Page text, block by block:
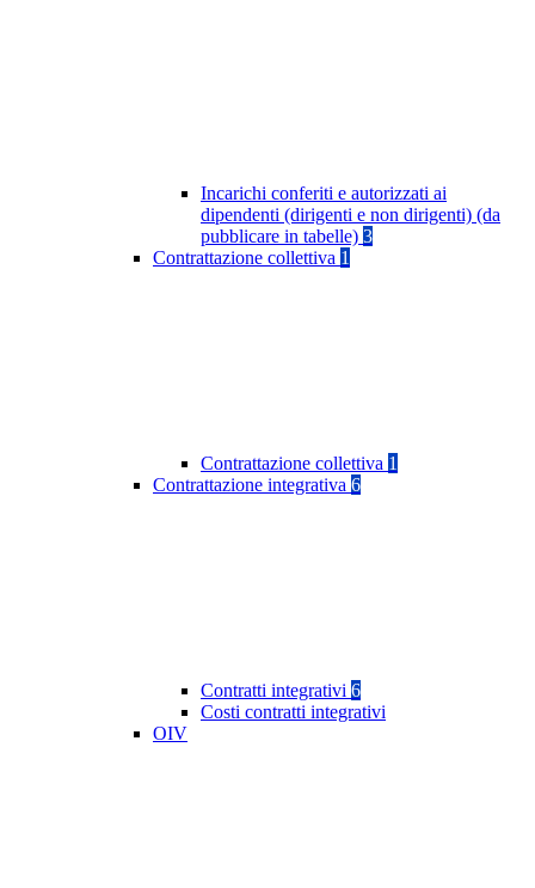
Incarichi conferiti e autorizzati ai
dipendenti (dirigenti e non dirigenti) (da
pubblicare in tabelle) 3
Contrattazione collettiva 1
Contrattazione collettiva 1
Contrattazione integrativa 6
Contratti integrativi 6
Costi contratti integrativi
OIV